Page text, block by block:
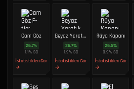
Cam Göz
26.7%
1.1% SO
İstatistikleri Gör
→
Beyaz Yaratık Heykeli
26.7%
1.9%SO
İstatistikleri Gör
→
Rüya Kapanı
26.5%
0.9%SO
İstatistikleri Gör
→